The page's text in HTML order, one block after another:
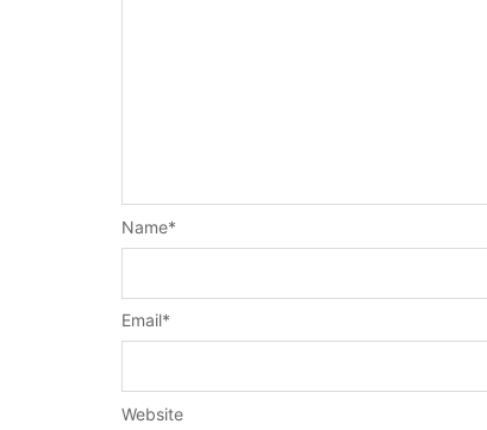
Name*
Email*
Website